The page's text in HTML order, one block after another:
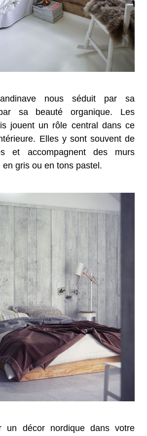
nous séduit par sa
sa beauté organique. Les
jouent un rôle central dans ce
Elles y sont souvent de
et accompagnent des murs
gris ou en tons pastel.
un décor nordique dans votre